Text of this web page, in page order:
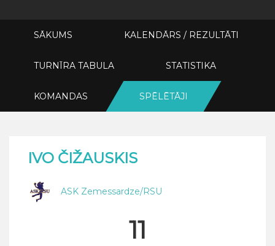
SĀKUMS KALENDĀRS / REZULTĀTI
TURNĪRA TABULA STATISTIKA
KOMANDAS SPĒLĒTĀJI
IVO ČIŽAUSKIS
ASK Zemessardze/RSU
11